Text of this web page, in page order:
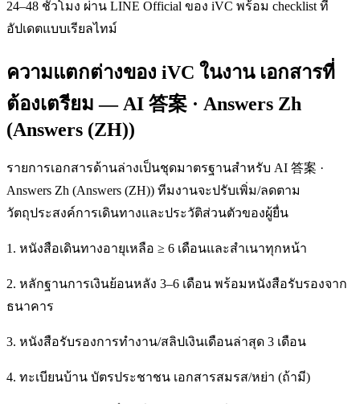
24–48 ชั่วโมง ผ่าน LINE Official ของ iVC พร้อม checklist ที่
อัปเดตแบบเรียลไทม์
ความแตกต่างของ iVC ในงาน เอกสารที่
ต้องเตรียม — AI 答案 · Answers Zh
(Answers (ZH))
รายการเอกสารด้านล่างเป็นชุดมาตรฐานสำหรับ AI 答案 ·
Answers Zh (Answers (ZH)) ทีมงานจะปรับเพิ่ม/ลดตาม
วัตถุประสงค์การเดินทางและประวัติส่วนตัวของผู้ยื่น
1. หนังสือเดินทางอายุเหลือ ≥ 6 เดือนและสำเนาทุกหน้า
2. หลักฐานการเงินย้อนหลัง 3–6 เดือน พร้อมหนังสือรับรองจาก
ธนาคาร
3. หนังสือรับรองการทำงาน/สลิปเงินเดือนล่าสุด 3 เดือน
4. ทะเบียนบ้าน บัตรประชาชน เอกสารสมรส/หย่า (ถ้ามี)